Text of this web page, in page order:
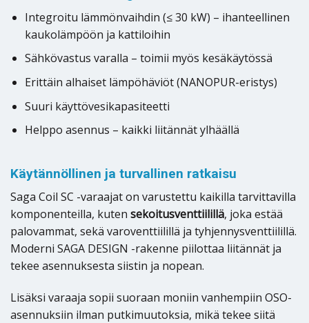
Integroitu lämmönvaihdin (≤ 30 kW) – ihanteellinen
kaukolämpöön ja kattiloihin
Sähkövastus varalla – toimii myös kesäkäytössä
Erittäin alhaiset lämpöhäviöt (NANOPUR-eristys)
Suuri käyttövesikapasiteetti
Helppo asennus – kaikki liitännät ylhäällä
Käytännöllinen ja turvallinen ratkaisu
Saga Coil SC -varaajat on varustettu kaikilla tarvittavilla
komponenteilla, kuten sekoitusventtiilillä, joka estää
palovammat, sekä varoventtiilillä ja tyhjennysventtiilillä.
Moderni SAGA DESIGN -rakenne piilottaa liitännät ja
tekee asennuksesta siistin ja nopean.
Lisäksi varaaja sopii suoraan moniin vanhempiin OSO-
asennuksiin ilman putkimuutoksia, mikä tekee siitä